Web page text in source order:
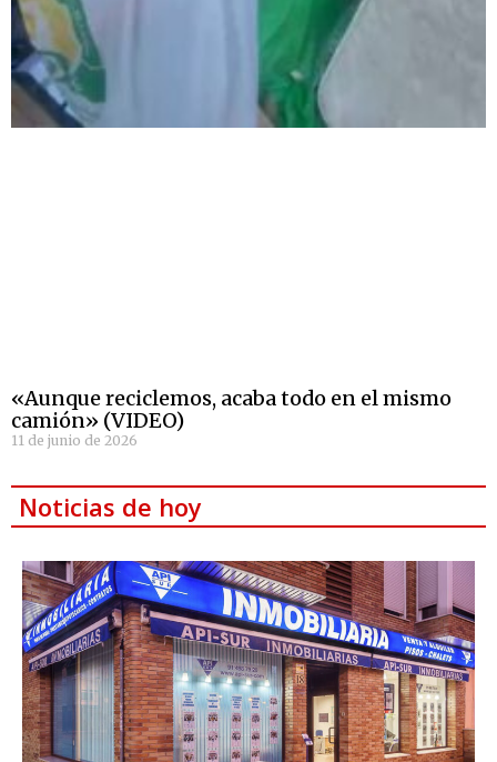
«Aunque reciclemos, acaba todo en el mismo
camión» (VIDEO)
11 de junio de 2026
Noticias de hoy